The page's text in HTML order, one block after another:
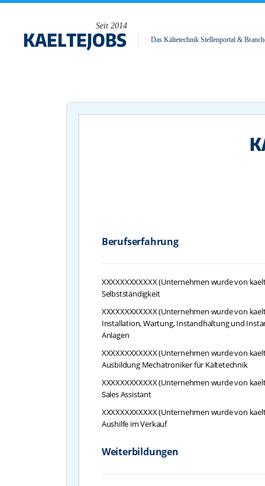
Seit 2014
Das Kältetechnik Stellenportal &
Berufserfahrung
XXXXXXXXXXXX (Unternehmen wurde von
Selbstständigkeit
XXXXXXXXXXXX (Unternehmen wurde von
Installation, Wartung, Instandhaltung und
Anlagen
XXXXXXXXXXXX (Unternehmen wurde von
Ausbildung Mechatroniker für Kältetechnik
XXXXXXXXXXXX (Unternehmen wurde von
Sales Assistant
XXXXXXXXXXXX (Unternehmen wurde von
Aushilfe im Verkauf
Weiterbildungen